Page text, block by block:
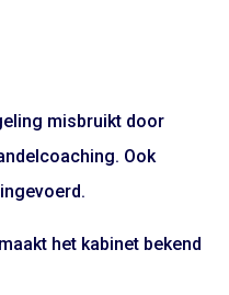
misbruikt door
Ook
het kabinet bekend